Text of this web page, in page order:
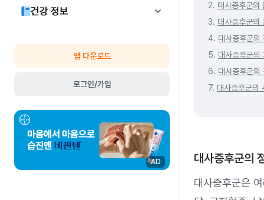
건강 정보
앱 다운로드
로그인/가입
AD
2. 대사증후군의
3. 대사증후군의
4. 대사증후군의
5. 대사증후군의
6. 대사증후군의
7. 대사증후군의
대사증후군의
대사증후군은